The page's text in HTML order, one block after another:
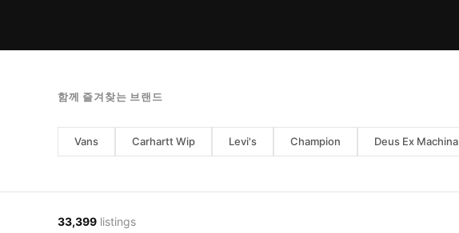
함께 즐겨찾는 브랜드
Vans Carhartt Wip Levi's Champion Deus Ex Machina
33,399 listings